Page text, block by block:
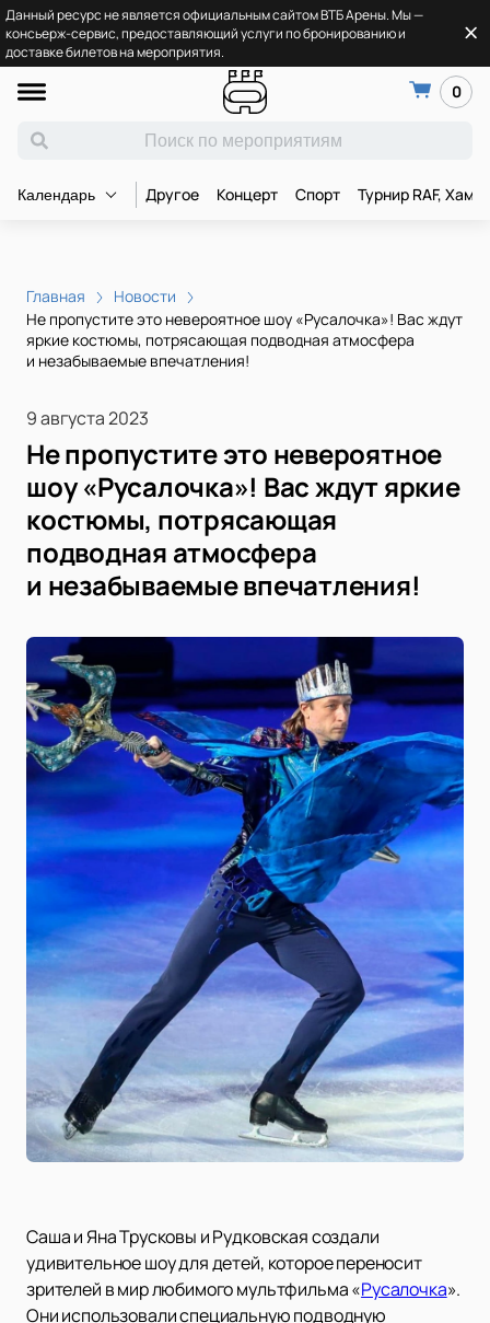
Данный ресурс не является официальным сайтом ВТБ Арены. Мы —
консьерж-сервис, предоставляющий услуги по бронированию и
доставке билетов на мероприятия.
0
Календарь Другое Концерт Спорт Турнир RAF,
Главная
Новости
Не пропустите это невероятное шоу «Русалочка»! Вас ждут
яркие костюмы, потрясающая подводная атмосфера
и незабываемые впечатления!
9 августа 2023
Не пропустите это невероятное
шоу «Русалочка»! Вас ждут яркие
костюмы, потрясающая
подводная атмосфера
и незабываемые впечатления!
Саша и Яна Трусковы и Рудковская создали
удивительное шоу для детей, которое переносит
зрителей в мир любимого мультфильма «Русалочка».
Они использовали специальную подводную